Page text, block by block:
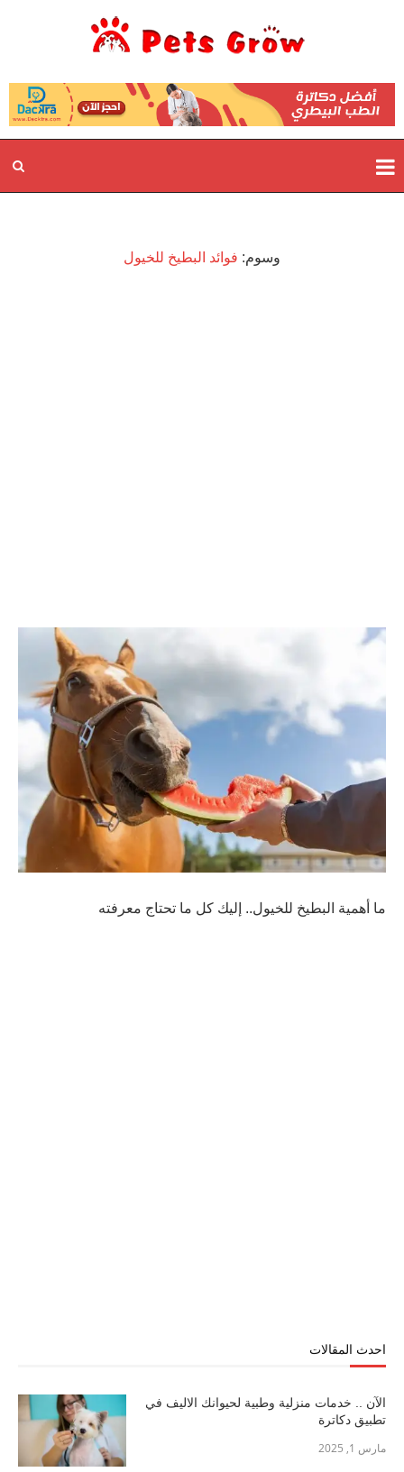
وسوم: فوائد البطيخ للخيول
ما أهمية البطيخ للخيول.. إليك كل ما تحتاج معرفته
احدث المقالات
الآن .. خدمات منزلية وطبية لحيوانك الاليف في
تطبيق دكاترة
مارس 1, 2025